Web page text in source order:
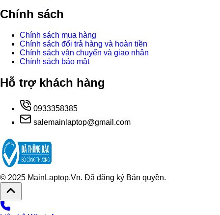
Chính sách
Chính sách mua hàng
Chính sách đổi trả hàng và hoàn tiền
Chính sách vận chuyển và giao nhận
Chính sách bảo mật
Hỗ trợ khách hàng
0933358385
salemainlaptop@gmail.com
© 2025 MainLaptop.Vn. Đã đăng ký Bản quyền.